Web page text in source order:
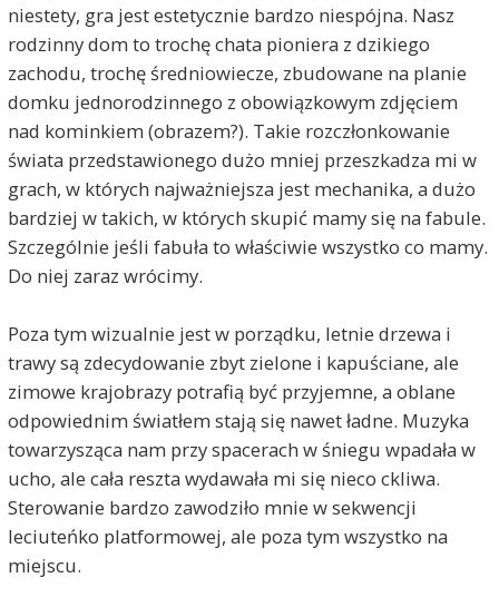
niestety, gra jest estetycznie bardzo niespójna. Nasz
rodzinny dom to trochę chata pioniera z dzikiego
zachodu, trochę średniowiecze, zbudowane na planie
domku jednorodzinnego z obowiązkowym zdjęciem
nad kominkiem (obrazem?). Takie rozczłonkowanie
świata przedstawionego dużo mniej przeszkadza mi w
grach, w których najważniejsza jest mechanika, a dużo
bardziej w takich, w których skupić mamy się na fabule.
Szczególnie jeśli fabuła to właściwie wszystko co mamy.
Do niej zaraz wrócimy.
Poza tym wizualnie jest w porządku, letnie drzewa i
trawy są zdecydowanie zbyt zielone i kapuściane, ale
zimowe krajobrazy potrafią być przyjemne, a oblane
odpowiednim światłem stają się nawet ładne. Muzyka
towarzysząca nam przy spacerach w śniegu wpadała w
ucho, ale cała reszta wydawała mi się nieco ckliwa.
Sterowanie bardzo zawodziło mnie w sekwencji
leciuteńko platformowej, ale poza tym wszystko na
miejscu.